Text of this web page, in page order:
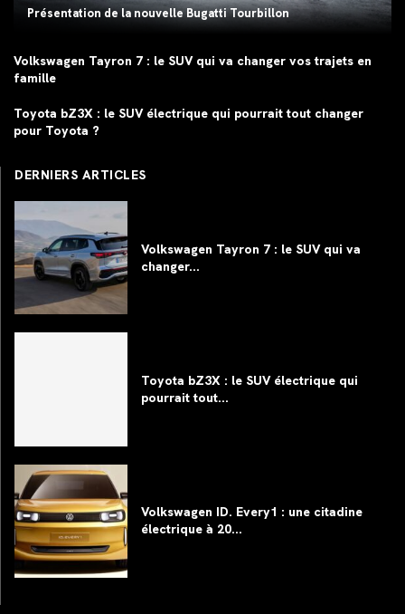
Présentation de la nouvelle Bugatti Tourbillon
Volkswagen Tayron 7 : le SUV qui va changer vos trajets en
famille
Toyota bZ3X : le SUV électrique qui pourrait tout changer
pour Toyota ?
DERNIERS ARTICLES
Volkswagen Tayron 7 : le SUV qui va
changer...
Toyota bZ3X : le SUV électrique qui
pourrait tout...
Volkswagen ID. Every1 : une citadine
électrique à 20...